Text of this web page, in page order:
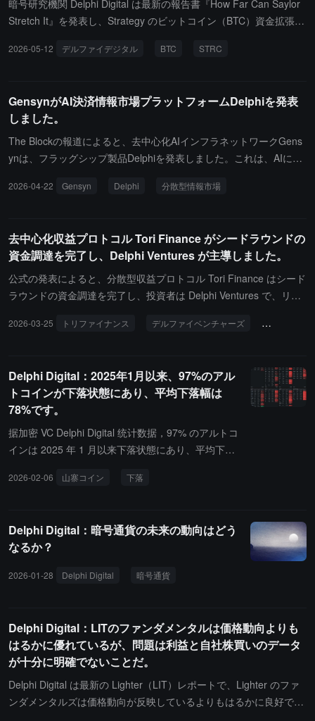
ドルの不良債権を生じさせ、WETH などの主要市場は100%の利用
暗号研究機関 Delphi Digital は最新の報告書『How Far Can Saylor
Stretch It』を発表し、Strategy のビットコイン（BTC）資金拡張メ
から「限界効率低下」段階に移行していることを指摘しました。報
な資金調達ツールとなっています。初期には MSTR の株価が著し
くプレミアム（mNAV が BTC の純資産価値を大きく上回る）で
「増発即増持」の正の循環を実現していましたが、評価が約 1.24
倍 EV ベースの mNAV に戻るにつれて、普通株の増発による BTC/
ールは歴史的な段階で重要な役割を果たしてきましたが、約 82 億
す。STRC は収益型投資家に約 11.5% の年率月払い配当を提供す
ることで、Strategy に持続的な資金調達源を提供し、BTC 購入のリ
ズムを維持しています。しかし、このメカニズムは継続的なキャッ
シュフロー義務も引き入れ、各ラウンドの資金調達が BTC 資産を
は重要なリスクシナリオを強調しています：もし BTC 価格が横ば
徐々に相殺される可能性があります。会社の約 22.5 億ドルの現金
準備は 2027 年の約 10 億ドルの償還圧力をカバーできますが、202
8 年にはより大規模な債務と配当構造が依然として解決される必要
があります。さらに、STRC の現在の約 283 億ドルの発行上限は重
要な制約ノードとなっています。一度上限に達すると、新たな BTC
購入能力は鈍化する可能性がありますが、既存の配当義務は引き続
き存在し、全体の BTC/株の動的成長パスを変えることになりま
2026-05-12 デルファイデジタル BTC STRC
GensynがAI決済情報市場プラットフォームDelphiを発表
しました。
The Blockの報道によると、去中心化AIインフラネットワークGens
ynは、フラッグシップ製品Delphiを発表しました。これは、AIによ
ーは市場を作成し、市場が成功裏に決済された後に取引量に応じて
場を作成できます。今後数週間以内にメインネットが立ち上がる予
定です。このプラットフォームは、GensynのイーサリアムLayer 2
ネットワークに基づいて構築されており、検証可能なスマートオラ
クルを使用して決済を行います。Gensynによると、Delphiは2025
記録しています。
2026-04-22 Gensyn Delphi 分散型情報市場
去中心化収益プロトコル Tori Finance がシードラウンドの
資金調達を完了し、Delphi Ventures が主導しました。
公式の発表によると、分散型収益プロトコル Tori Finance はシード
ラウンドの資金調達を完了し、投資者は Delphi Ventures で、リー
ンドの具体的な資金調達額や評価額は明らかにされていません。To
クチェーンに持ち込み、目標年利は最高約 15% です。
2026-03-25 トリファイナンス デルファイベンチャーズ 投資と資金
Delphi Digital：2025年1月以来、97%のアル
トコインが下落状態にあり、平均下落幅は
78%です。
据加密 VC Delphi Digital 统计数据，97% のアルトコ
インは 2025 年 1 月以来下落状態にあり、平均下落
る 121 種類のアルトコインの中で、HYPE、SYRU
2026-02-06 山寨コイン 下落
Delphi Digital：暗号通貨の未来の動向はどう
なるか？
2026-01-28 Delphi Digital 暗号通貨
Delphi Digital：LITのファンダメンタルは価格動向よりも
はるかに優れているが、問題は利益と自社株買いのデータ
が十分に明確でないことだ。
Delphi Digital は最新の Lighter（LIT）レポートで、Lighter のファ
ンダメンタルズは価格動向が反映しているよりもはるかに良好であ